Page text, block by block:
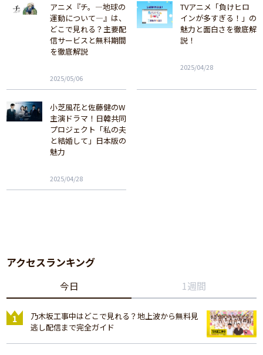
アニメ『チ。―地球の
運動について―』は、
どこで見れる？主要配
信サービスと無料期間
を徹底解説
2025/05/06
TVアニメ「負けヒロ
インが多すぎる！」の
魅力と面白さを徹底解
説！
2025/04/28
小芝風花と佐藤健のW
主演ドラマ！日韓共同
プロジェクト「私の夫
と結婚して」日本版の
魅力
2025/04/28
アクセスランキング
今日 1週間
乃木坂工事中はどこで見れる？地上波から無料見
逃し配信まで完全ガイド